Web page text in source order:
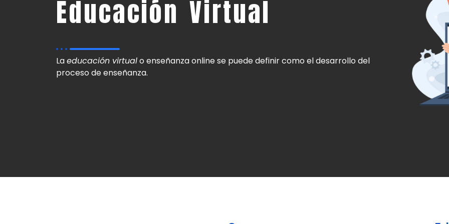
Educación Virtual
Laeducación virtualo enseñanza online se puede definir como el desarrollo del
proceso de enseñanza.